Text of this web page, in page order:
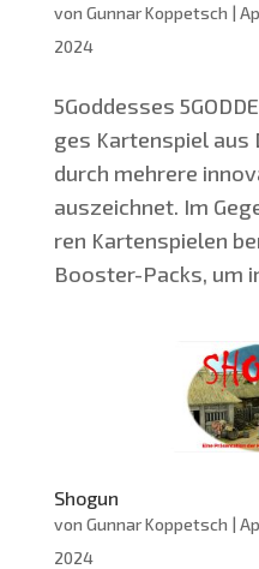
von Gunnar Koppetsch |
2024
5Goddesses
ges Kar­ten­spiel aus
durch meh­re­re
aus­zeich­net. Im
ren Kar­ten­spie­len
Boos­ter-Packs, um
Shogun
von Gunnar Koppetsch |
2024